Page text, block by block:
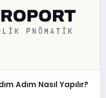
Adım Nasıl Yapılır?